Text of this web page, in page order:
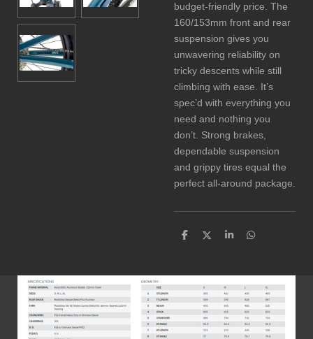
budget-friendly price. The
160/153mm front and rear
suspension gives you
unwavering reliability on
tricky descents while still
climbing with ease. It’s
spec’d with everything you
need and nothing you
don’t. Strong brakes,
dependable suspension
and grippy tires equal the
perfect all-around package.
D
n
D
S
e
D
n